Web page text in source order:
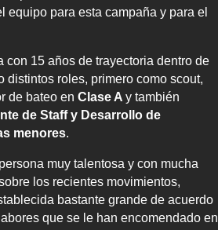
equipo para esta campaña y para el
con 15 años de trayectoria dentro de
distintos roles, primero como scout,
de bateo en Clase A y también
de Staff y Desarrollo de
menores.
muy talentosa y con mucha
los recientes movimientos,
bastante grande de acuerdo
que se le han encomendado en